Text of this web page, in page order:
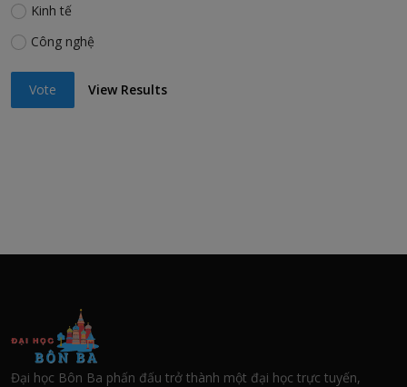
Kinh tế
Công nghệ
Vote View Results
Đại học Bôn Ba phấn đấu trở thành một đại học trực tuyến,